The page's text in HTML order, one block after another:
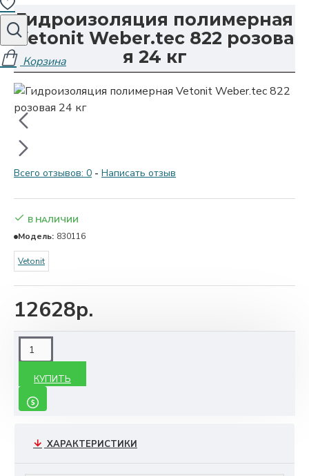
Гидроизоляция полимерная
Vetonit Weber.tec 822 розова
я 24 кг
Всего отзывов: 0 - Написать отзыв
12628р.
В НАЛИЧИИ
Модель: 830116
Vetonit
КУПИТЬ
ХАРАКТЕРИСТИКИ